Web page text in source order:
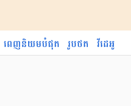
ពេញនិយមបំផុត រូបថត វីដេអូ